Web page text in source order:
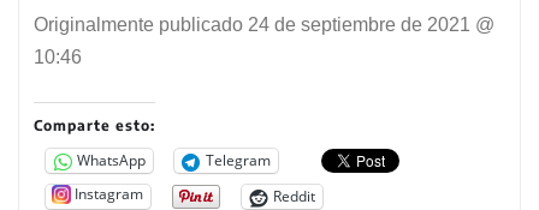
Originalmente publicado 24 de septiembre de 2021 @
10:46
Comparte esto:
WhatsApp
Telegram
Instagram
Reddit